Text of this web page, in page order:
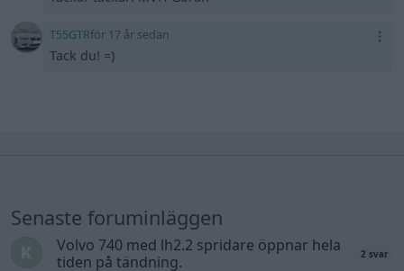
T55GTRför 17 år sedan
Tack du! =)
Senaste foruminläggen
Volvo 740 med lh2.2 spridare öppnar hela
tiden på tändning.
2 svar